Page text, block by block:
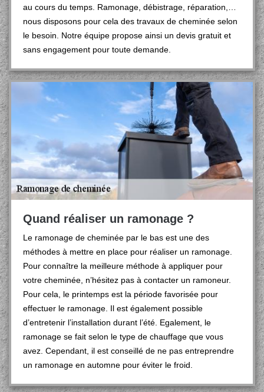
au cours du temps. Ramonage, débistrage, réparation,…
nous disposons pour cela des travaux de cheminée selon
le besoin. Notre équipe propose ainsi un devis gratuit et
sans engagement pour toute demande.
Quand réaliser un ramonage ?
Le ramonage de cheminée par le bas est une des
méthodes à mettre en place pour réaliser un ramonage.
Pour connaître la meilleure méthode à appliquer pour
votre cheminée, n’hésitez pas à contacter un ramoneur.
Pour cela, le printemps est la période favorisée pour
effectuer le ramonage. Il est également possible
d’entretenir l’installation durant l’été. Egalement, le
ramonage se fait selon le type de chauffage que vous
avez. Cependant, il est conseillé de ne pas entreprendre
un ramonage en automne pour éviter le froid.